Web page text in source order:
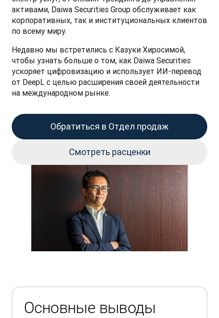
активами, Daiwa Securities Group обслуживает как
корпоративных, так и институциональных клиентов
по всему миру.
Недавно мы встретились с Казуки Хиросимой,
чтобы узнать больше о том, как Daiwa Securities
ускоряет цифровизацию и использует ИИ-перевод
от DeepL с целью расширения своей деятельности
на международном рынке.
Обратиться в Отдел продаж
Смотреть расценки
Основные выводы